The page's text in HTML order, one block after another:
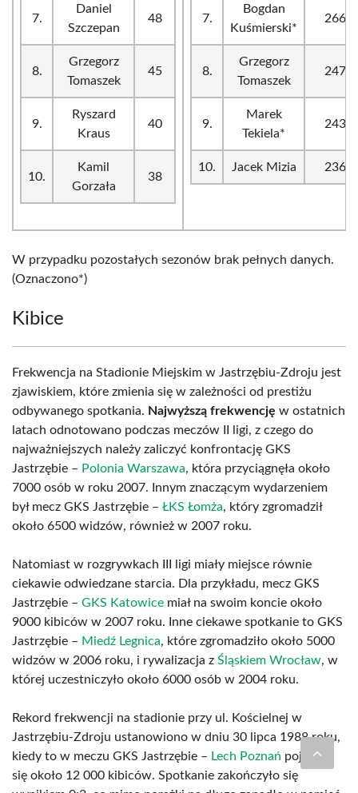
7.
Daniel
Szczepan
48
8.
Grzegorz
Tomaszek
45
9.
Ryszard
Kraus
40
10.
Kamil
Gorzała
38
7.
Bogdan
Kuśmierski*
266
8.
Grzegorz
Tomaszek
247
9.
Marek
Tekiela*
243
10. Jacek Mizia 236
W przypadku pozostałych sezonów brak pełnych danych.
(Oznaczono*)
Kibice
Frekwencja na Stadionie Miejskim w Jastrzębiu-Zdroju jest
zjawiskiem, które zmienia się w zależności od prestiżu
odbywanego spotkania. Najwyższą frekwencję w ostatnich
latach odnotowano podczas meczów II ligi, z czego do
najważniejszych należy zaliczyć konfrontację GKS
Jastrzębie – Polonia Warszawa, która przyciągnęła około
7000 osób w roku 2007. Innym znaczącym wydarzeniem
był mecz GKS Jastrzębie – ŁKS Łomża, który zgromadził
około 6500 widzów, również w 2007 roku.
Natomiast w rozgrywkach III ligi miały miejsce równie
ciekawie odwiedzane starcia. Dla przykładu, mecz GKS
Jastrzębie – GKS Katowice miał na swoim koncie około
9000 kibiców w 2007 roku. Inne ciekawe spotkanie to GKS
Jastrzębie – Miedź Legnica, które zgromadziło około 5000
widzów w 2006 roku, i rywalizacja z Śląskiem Wrocław, w
której uczestniczyło około 6000 osób w 2004 roku.
Rekord frekwencji na stadionie przy ul. Kościelnej w
Jastrzębiu-Zdroju ustanowiono w dniu 30 lipca 1988 roku,
kiedy to w meczu GKS Jastrzębie – Lech Poznań pojawiło
się około 12 000 kibiców. Spotkanie zakończyło się